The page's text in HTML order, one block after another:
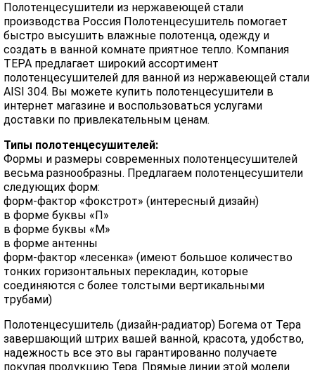
Полотенцесушители из нержавеющей стали
производства Россия Полотенцесушитель помогает
быстро высушить влажные полотенца, одежду и
создать в ванной комнате приятное тепло. Компания
ТЕРА предлагает широкий ассортимент
полотенцесушителей для ванной из нержавеющей стали
AISI 304. Вы можете купить полотенцесушители в
интернет магазине и воспользоваться услугами
доставки по привлекательным ценам.
Типы полотенцесушителей:
Формы и размеры современных полотенцесушителей
весьма разнообразны. Предлагаем полотенцесушители
следующих форм:
форм-фактор «фокстрот» (интересный дизайн)
в форме буквы «П»
в форме буквы «М»
в форме антенны
форм-фактор «лесенка» (имеют большое количество
тонких горизонтальных перекладин, которые
соединяются с более толстыми вертикальными
трубами)
Полотенцесушитель (дизайн-радиатор) Богема от Тера
завершающий штрих вашей ванной, красота, удобство,
надежность все это вы гарантированно получаете
покупая продукцию Тера. Прямые линии этой модели